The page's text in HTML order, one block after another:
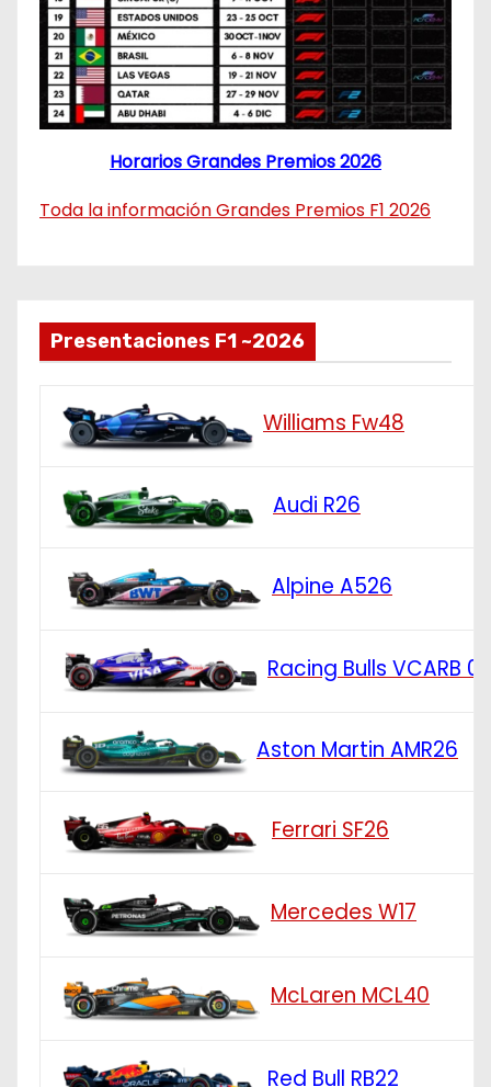
Horarios Grandes Premios 2026
Toda la información Grandes Premios F1 2026
Presentaciones F1 ~2026
Williams Fw48
Audi R26
Alpine A526
Racing Bulls VCARB 03
Aston Martin AMR26
Ferrari SF26
Mercedes W17
McLaren MCL40
Red Bull RB22